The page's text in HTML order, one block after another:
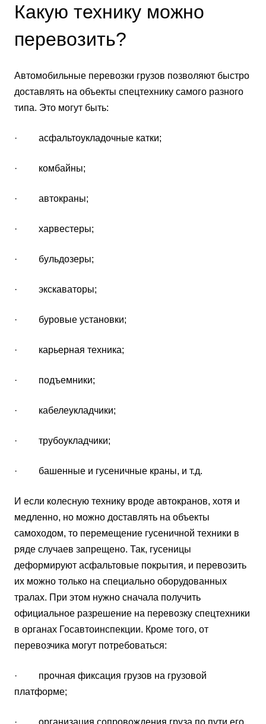
Какую технику можно
перевозить?
Автомобильные перевозки грузов позволяют быстро
доставлять на объекты спецтехнику самого разного
типа. Это могут быть:
· асфальтоукладочные катки;
· комбайны;
· автокраны;
· харвестеры;
· бульдозеры;
· экскаваторы;
· буровые установки;
· карьерная техника;
· подъемники;
· кабелеукладчики;
· трубоукладчики;
· башенные и гусеничные краны, и т.д.
И если колесную технику вроде автокранов, хотя и
медленно, но можно доставлять на объекты
самоходом, то перемещение гусеничной техники в
ряде случаев запрещено. Так, гусеницы
деформируют асфальтовые покрытия, и перевозить
их можно только на специально оборудованных
тралах. При этом нужно сначала получить
официальное разрешение на перевозку спецтехники
в органах Госавтоинспекции. Кроме того, от
перевозчика могут потребоваться:
· прочная фиксация грузов на грузовой
платформе;
· организация сопровождения груза по пути его